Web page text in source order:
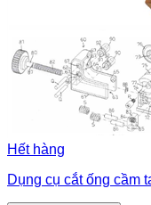
Hết hàng
Dụng cụ cắt ống cầm